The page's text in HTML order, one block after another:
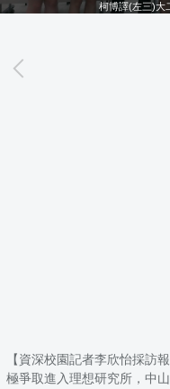
柯博譯(左三)大
【資深校園記者李欣怡採訪
極爭取進入理想研究所，中